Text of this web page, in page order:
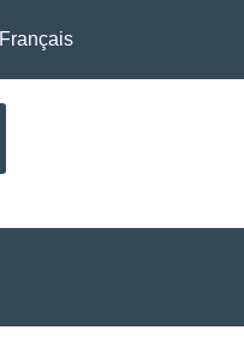
Français